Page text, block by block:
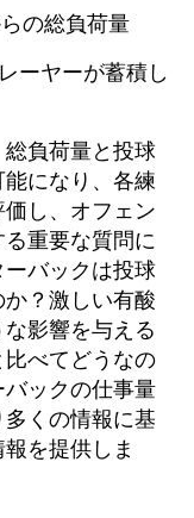
の総負荷量
ーヤーが蓄積し
負荷量と投球
になり、各練
し、オフェン
重要な質問に
バックは投球
？激しい有酸
影響を与える
べてどうなの
ックの仕事量
くの情報に基
を提供しま